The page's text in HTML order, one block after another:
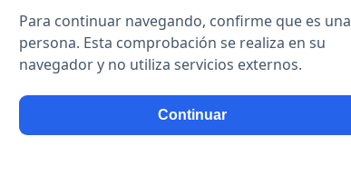
Para continuar navegando, confirme que es una
persona. Esta comprobación se realiza en su
navegador y no utiliza servicios externos.
Continuar